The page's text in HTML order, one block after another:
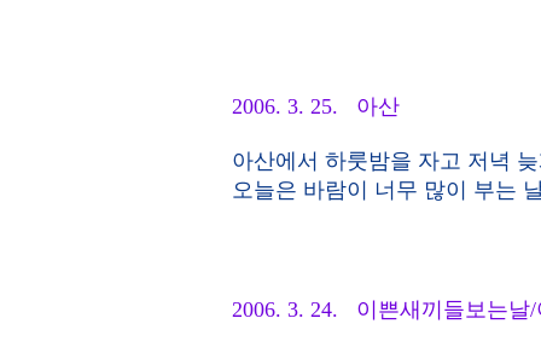
2006. 3. 25. 아산
아산에서 하룻밤을 자고 저녁
오늘은 바람이 너무 많이 부는
2006. 3. 24. 이쁜새끼들보는날/